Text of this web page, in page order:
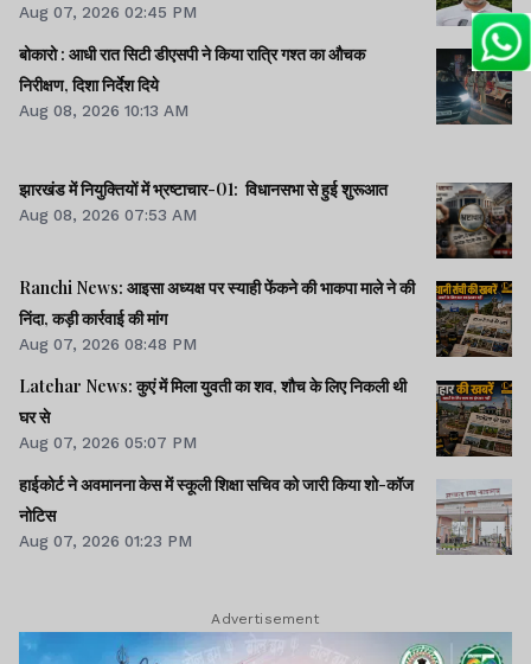
Aug 07, 2026 02:45 PM
बोकारो : आधी रात सिटी डीएसपी ने किया रात्रि गश्त का औचक
निरीक्षण, दिशा निर्देश दिये
Aug 08, 2026 10:13 AM
झारखंड में नियुक्तियों में भ्रष्टाचार-01: विधानसभा से हुई शुरूआत
Aug 08, 2026 07:53 AM
Ranchi News: आइसा अध्यक्ष पर स्याही फेंकने की भाकपा माले ने की
निंदा, कड़ी कार्रवाई की मांग
Aug 07, 2026 08:48 PM
Latehar News: कुएं में मिला युवती का शव, शौच के लिए निकली थी
घर से
Aug 07, 2026 05:07 PM
हाईकोर्ट ने अवमानना केस में स्कूली शिक्षा सचिव को जारी किया शो-कॉज
नोटिस
Aug 07, 2026 01:23 PM
Advertisement